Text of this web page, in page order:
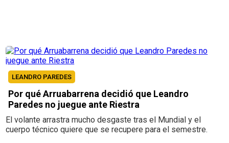
LEANDRO PAREDES
Por qué Arruabarrena decidió que Leandro
Paredes no juegue ante Riestra
El volante arrastra mucho desgaste tras el Mundial y el
cuerpo técnico quiere que se recupere para el semestre.